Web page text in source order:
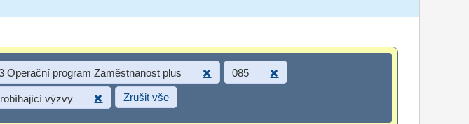
Operační program Zaměstnanost plus 085
výzvy Zrušit vše